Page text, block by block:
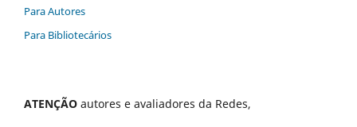
Para Autores
Para Bibliotecários
ATENÇÃO autores e avaliadores da Redes,